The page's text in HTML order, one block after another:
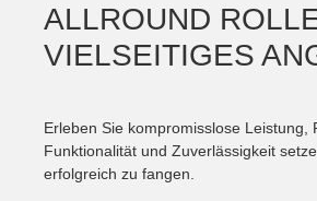
ALLROUND
VIELSEITIGES
Erleben Sie kompromisslose Leistung,
Funktionalität und Zuverlässigkeit
erfolgreich zu fangen.